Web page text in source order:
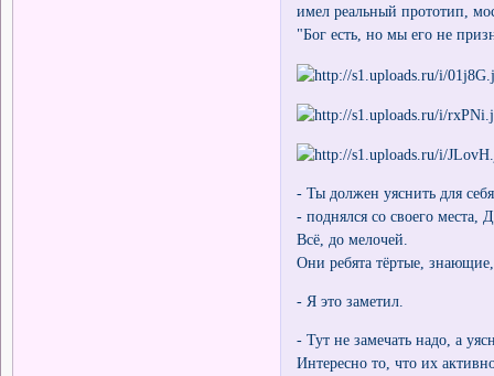
имел реальный прототип,
"Бог есть, но мы его не
- Ты должен уяснить для
- поднялся со своего
Всё, до мелочей.
Они ребята тёртые,
- Я это заметил.
- Тут не замечать надо, а
Интересно то, что их